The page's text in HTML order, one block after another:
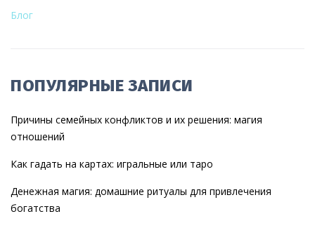
Блог
ПОПУЛЯРНЫЕ ЗАПИСИ
Причины семейных конфликтов и их решения: магия
отношений
Как гадать на картах: игральные или таро
Денежная магия: домашние ритуалы для привлечения
богатства